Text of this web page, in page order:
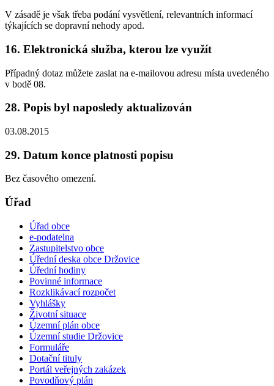
V zásadě je však třeba podání vysvětlení, relevantních informací
týkajících se dopravní nehody apod.
16. Elektronická služba, kterou lze využít
Případný dotaz můžete zaslat na e-mailovou adresu místa uvedeného
v bodě 08.
28. Popis byl naposledy aktualizován
03.08.2015
29. Datum konce platnosti popisu
Bez časového omezení.
Úřad
Úřad obce
e-podatelna
Zastupitelstvo obce
Úřední deska obce Držovice
Úřední hodiny
Povinné informace
Rozklikávací rozpočet
Vyhlášky
Životní situace
Územní plán obce
Územní studie Držovice
Formuláře
Dotační tituly
Portál veřejných zakázek
Povodňový plán